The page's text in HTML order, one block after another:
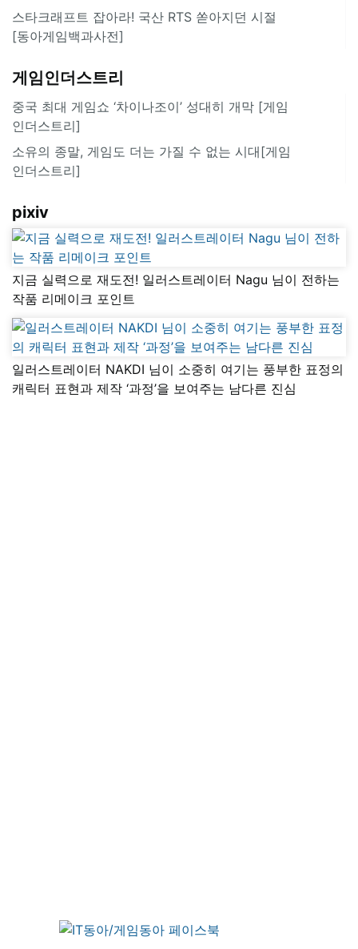
스타크래프트 잡아라! 국산 RTS 쏟아지던 시절
[동아게임백과사전]
게임인더스트리
중국 최대 게임쇼 ‘차이나조이’ 성대히 개막 [게임
인더스트리]
소유의 종말, 게임도 더는 가질 수 없는 시대[게임
인더스트리]
pixiv
지금 실력으로 재도전! 일러스트레이터 Nagu 님이 전하는
작품 리메이크 포인트
일러스트레이터 NAKDI 님이 소중히 여기는 풍부한 표정의
캐릭터 표현과 제작 ‘과정’을 보여주는 남다른 진심